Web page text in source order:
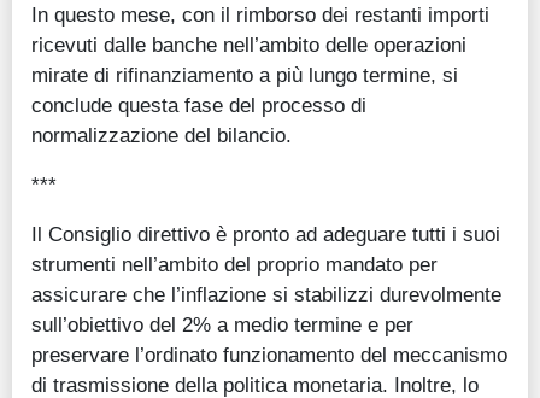
In questo mese, con il rimborso dei restanti importi
ricevuti dalle banche nell’ambito delle operazioni
mirate di rifinanziamento a più lungo termine, si
conclude questa fase del processo di
normalizzazione del bilancio.
***
Il Consiglio direttivo è pronto ad adeguare tutti i suoi
strumenti nell’ambito del proprio mandato per
assicurare che l’inflazione si stabilizzi durevolmente
sull’obiettivo del 2% a medio termine e per
preservare l’ordinato funzionamento del meccanismo
di trasmissione della politica monetaria. Inoltre, lo